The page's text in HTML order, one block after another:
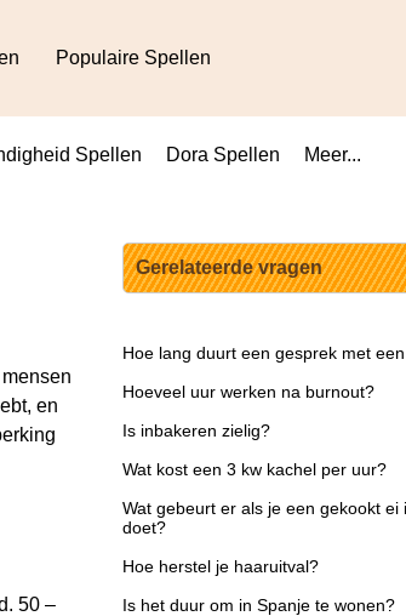
Populaire Spellen
Spellen Dora Spellen Meer...
en
50 –
Gerelateerde vragen
Hoe lang duurt een gesprek met
Hoeveel uur werken na burnout?
Is inbakeren zielig?
Wat kost een 3 kw kachel per uur?
Wat gebeurt er als je een gekookt ei
doet?
Hoe herstel je haaruitval?
Is het duur om in Spanje te wonen?